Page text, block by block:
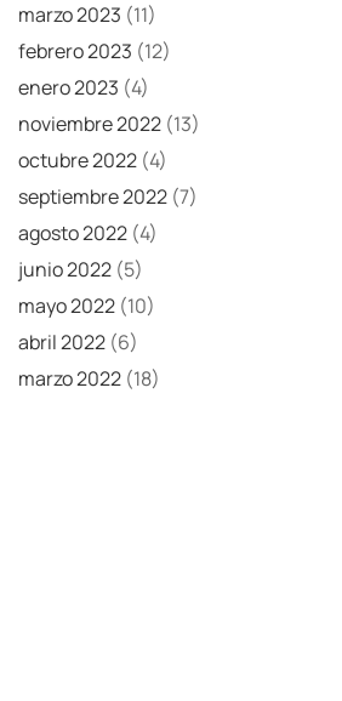
marzo 2023 (11)
febrero 2023 (12)
enero 2023 (4)
noviembre 2022 (13)
octubre 2022 (4)
septiembre 2022 (7)
agosto 2022 (4)
junio 2022 (5)
mayo 2022 (10)
abril 2022 (6)
marzo 2022 (18)